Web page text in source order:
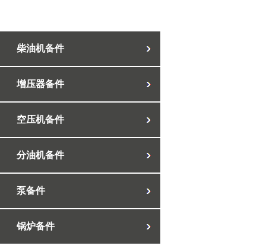
柴油机备件
增压器备件
空压机备件
分油机备件
泵备件
锅炉备件